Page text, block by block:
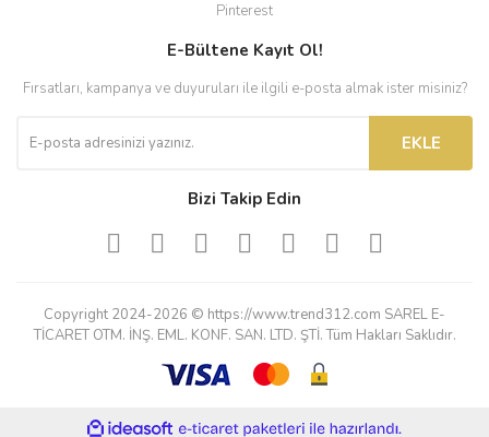
Pinterest
E-Bültene Kayıt Ol!
Fırsatları, kampanya ve duyuruları ile ilgili e-posta almak ister misiniz?
EKLE
Bizi Takip Edin
Copyright 2024-2026 © https://www.trend312.com SAREL E-
TİCARET OTM. İNŞ. EML. KONF. SAN. LTD. ŞTİ. Tüm Hakları Saklıdır.
ideasoft e-